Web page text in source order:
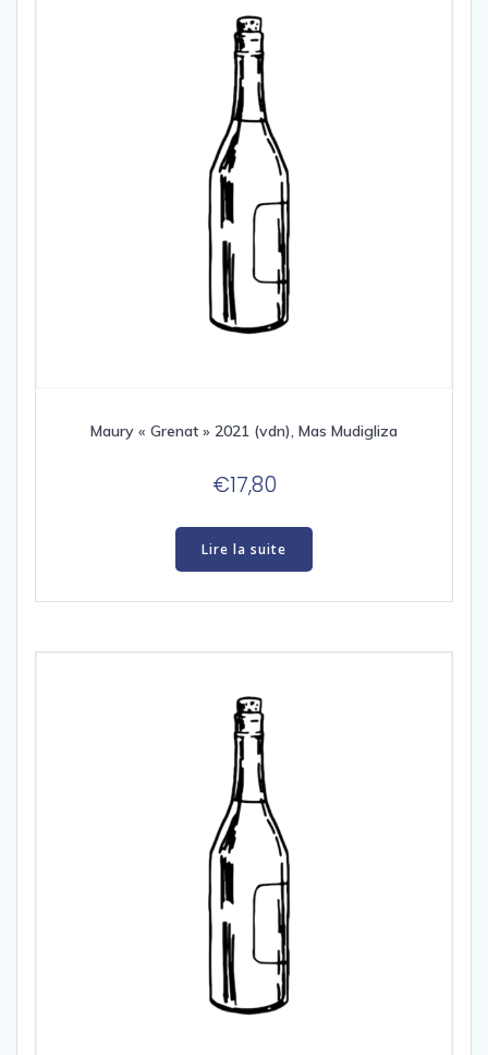
Maury « Grenat » 2021 (vdn), Mas Mudigliza
€17,80
Lire la suite